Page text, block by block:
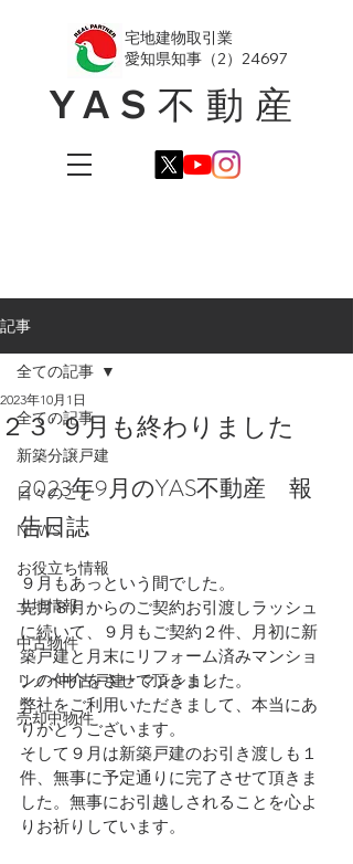
YAS不動産
​宅地建物取引業
愛知県知事（2）24697
記事
全ての記事
新築分譲戸建
日々のこと
NEWS
お役立ち情報
土地情報
中古物件
リノベ中古戸建・マンション
売却中物件
全ての記事
２３' ９月も終わりました
2023年10月1日
2023年9月のYAS不動産　報
告日誌
９月もあっという間でした。
先月８月からのご契約お引渡しラッシュ
に続いて、９月もご契約２件、月初に新
築戸建と月末にリフォーム済みマンショ
ンの仲介をさせて頂きました。
弊社をご利用いただきまして、本当にあ
りがとうございます。
そして９月は新築戸建のお引き渡しも１
件、無事に予定通りに完了させて頂きま
した。無事にお引越しされることを心よ
りお祈りしています。